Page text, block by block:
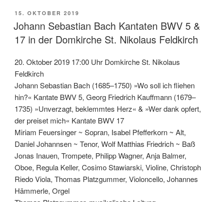
VERÖFFENTLICHT
AM
15. OKTOBER 2019
Johann Sebastian Bach Kantaten BWV 5 &
17 in der Domkirche St. Nikolaus Feldkirch
20. Oktober 2019 17:00 Uhr Domkirche St. Nikolaus
Feldkirch
Johann Sebastian Bach (1685–1750) »Wo soll ich fliehen
hin?« Kantate BWV 5, Georg Friedrich Kauffmann (1679–
1735) »Unverzagt, beklemmtes Herz« & »Wer dank opfert,
der preiset mich« Kantate BWV 17
Miriam Feuersinger ~ Sopran, Isabel Pfefferkorn ~ Alt,
Daniel Johannsen ~ Tenor, Wolf Matthias Friedrich ~ Baß
Jonas Inauen, Trompete, Philipp Wagner, Anja Balmer,
Oboe, Regula Keller, Cosimo Stawiarski, Violine, Christoph
Riedo Viola, Thomas Platzgummer, Violoncello, Johannes
Hämmerle, Orgel